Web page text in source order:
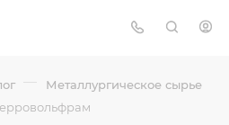
— Металлургическое сырье